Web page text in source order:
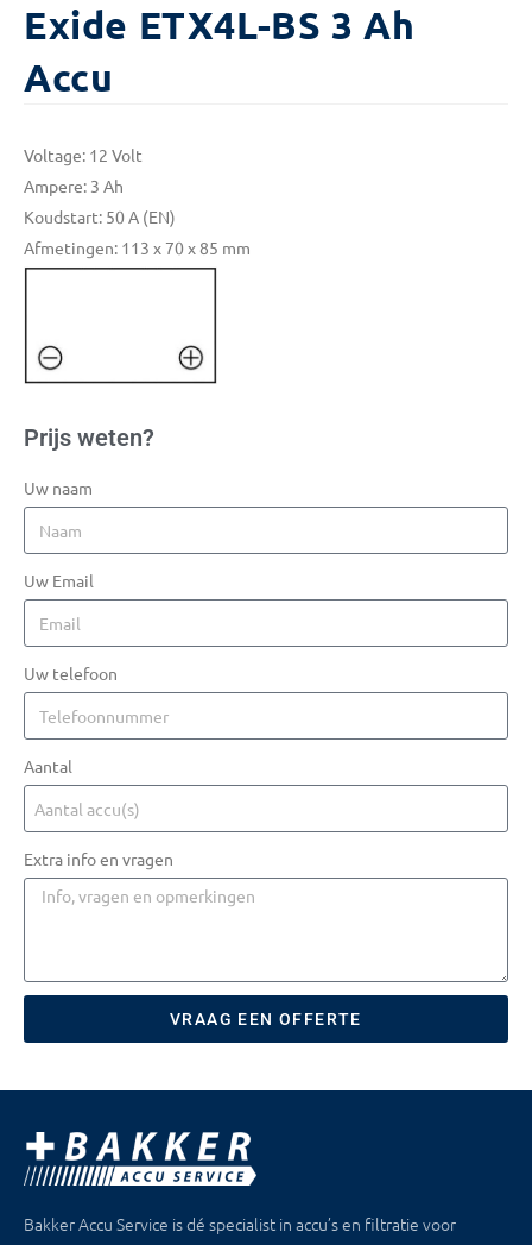
Exide ETX4L-BS 3 Ah
Accu
Voltage: 12 Volt
Ampere: 3 Ah
Koudstart: 50 A (EN)
Afmetingen: 113 x 70 x 85 mm
Prijs weten?
Uw naam
Uw Email
Uw telefoon
Aantal
Extra info en vragen
VRAAG EEN OFFERTE
Bakker Accu Service is dé specialist in accu’s en filtratie voor